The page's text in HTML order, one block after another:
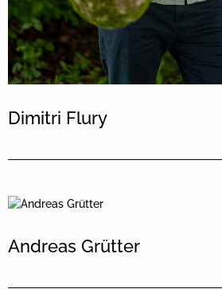
Dimitri Flury
Andreas Grütter